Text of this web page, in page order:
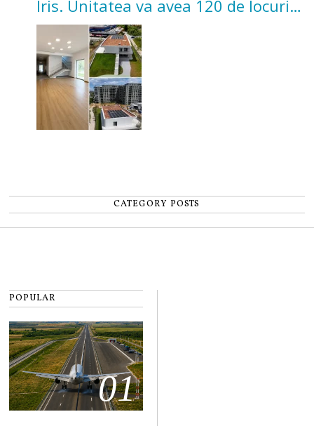
Iris. Unitatea va avea 120 de locuri
pentru copii
CATEGORY POSTS
POPULAR
01